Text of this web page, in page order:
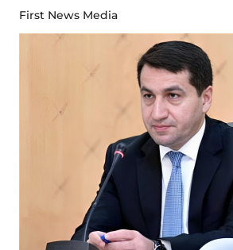
First News Media